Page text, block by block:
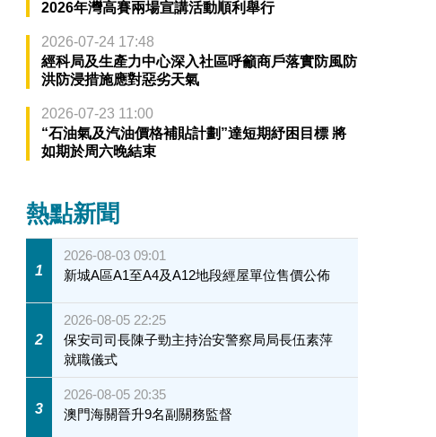
2026年灣高賽兩場宣講活動順利舉行
2026-07-24 17:48
經科局及生產力中心深入社區呼籲商戶落實防風防
洪防浸措施應對惡劣天氣
2026-07-23 11:00
“石油氣及汽油價格補貼計劃”達短期紓困目標 將
如期於周六晚結束
熱點新聞
1
2026-08-03 09:01
新城A區A1至A4及A12地段經屋單位售價公佈
2
2026-08-05 22:25
保安司司長陳子勁主持治安警察局局長伍素萍
就職儀式
3
2026-08-05 20:35
澳門海關晉升9名副關務監督